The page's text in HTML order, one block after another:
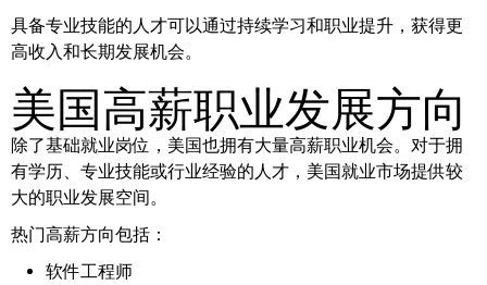
具备专业技能的人才可以通过持续学习和职业提升，获得更
高收入和长期发展机会。
美国高薪职业发展方向
除了基础就业岗位，美国也拥有大量高薪职业机会。对于拥
有学历、专业技能或行业经验的人才，美国就业市场提供较
大的职业发展空间。
热门高薪方向包括：
软件工程师